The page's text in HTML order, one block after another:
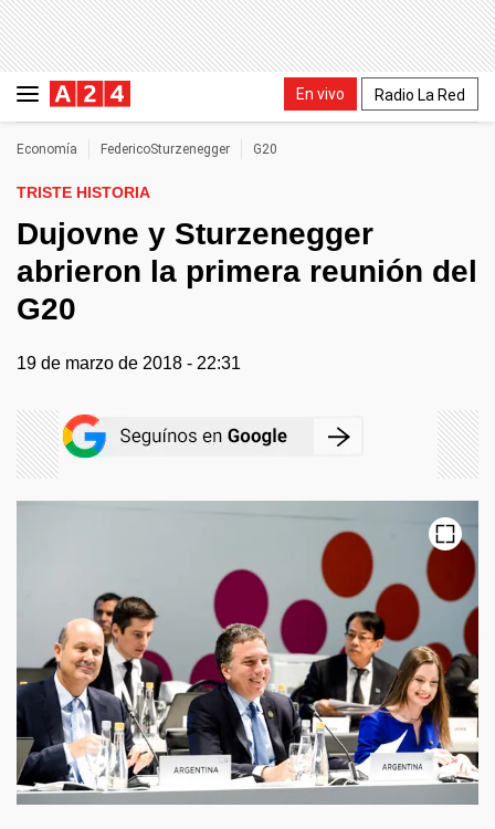
En vivo Radio La Red
Economía FedericoSturzenegger G20
TRISTE HISTORIA
Dujovne y Sturzenegger
abrieron la primera reunión del
G20
19 de marzo de 2018 - 22:31